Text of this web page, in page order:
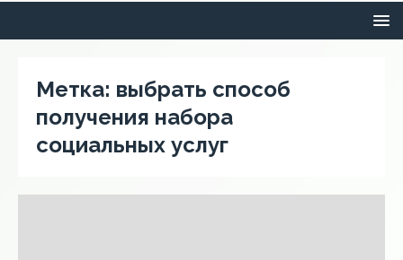
Метка: выбрать способ
получения набора
социальных услуг